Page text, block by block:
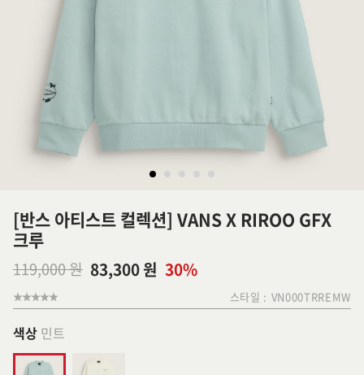
[반스 아티스트 컬렉션] VANS X RIROO GFX
크루
119,000 원 83,300 원 30%
스타일 : VN000TRREMW
색상 민트